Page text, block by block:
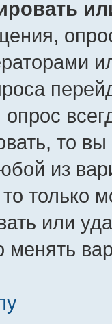
то
из
только
или